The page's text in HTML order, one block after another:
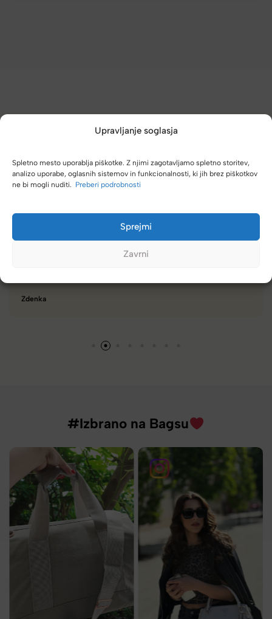
Upravljanje soglasja
Spletno mesto uporablja piškotke. Z njimi zagotavljamo spletno storitev,
analizo uporabe, oglasnih sistemov in funkcionalnosti, ki jih brez piškotkov
ne bi mogli nuditi. Preberi podrobnosti
Sprejmi
Zavrni
Kupci nas hvalijo zaradi hitre dostave, poštenih cen in velike
izbire.
#Izbrano na Bagsu